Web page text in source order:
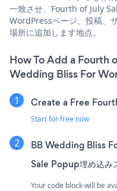
一致させ、Fourth of July
WordPressページ、投稿、
場所に追加します地点。
How To Add a Fourth
Wedding Bliss For
Create a Free
Start for free now
BB Wedding Bliss
Sale Popup埋め込み
Your code block will be